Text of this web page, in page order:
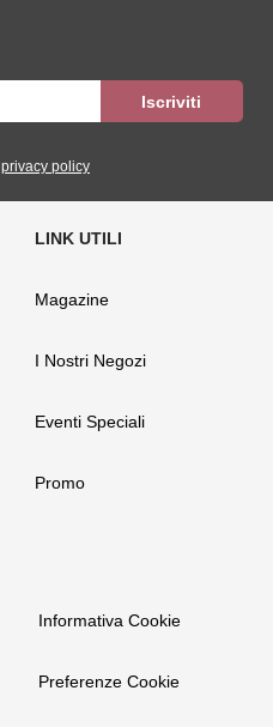
privacy policy
Magazine
I Nostri Negozi
Eventi Speciali
Promo
Informativa Cookie
Preferenze Cookie